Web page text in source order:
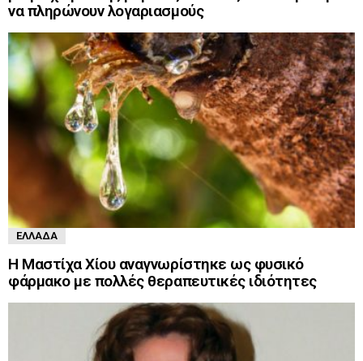
να πληρώνουν λογαριασμούς
ΕΛΛΆΔΑ
Η Μαστίχα Χίου αναγνωρίστηκε ως φυσικό
φάρμακο με πολλές θεραπευτικές ιδιότητες